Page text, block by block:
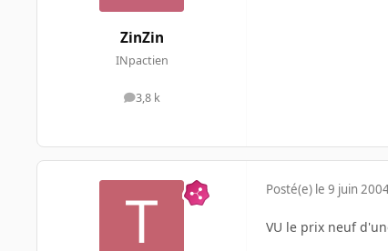
ZinZin
INpactien
3,8 k
messages
Posté(e) le 9 juin
VU le prix neuf